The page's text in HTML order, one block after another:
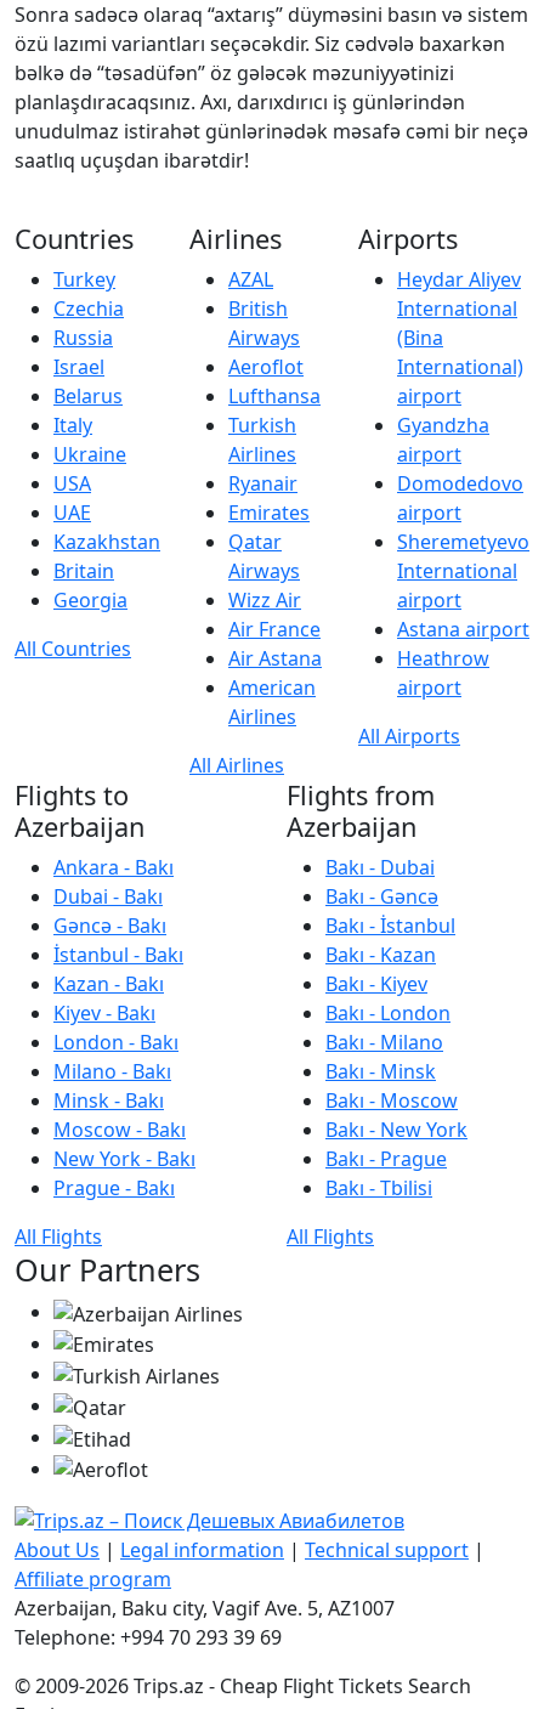
Sonra sadəcə olaraq “axtarış” düyməsini basın və sistem
özü lazımi variantları seçəcəkdir. Siz cədvələ baxarkən
bəlkə də “təsadüfən” öz gələcək məzuniyyətinizi
planlaşdıracaqsınız. Axı, darıxdırıcı iş günlərindən
unudulmaz istirahət günlərinədək məsafə cəmi bir neçə
saatlıq uçuşdan ibarətdir!
Countries
Turkey
Czechia
Russia
Israel
Belarus
Italy
Ukraine
USA
UAE
Kazakhstan
Britain
Georgia
All Countries
Airlines
AZAL
British
Airways
Aeroflot
Lufthansa
Turkish
Airlines
Ryanair
Emirates
Qatar
Airways
Wizz Air
Air France
Air Astana
American
Airlines
All Airlines
Airports
Heydar Aliyev
International
(Bina
International)
airport
Gyandzha
airport
Domodedovo
airport
Sheremetyevo
International
airport
Astana airport
Heathrow
airport
All Airports
Flights to
Azerbaijan
Ankara - Bakı
Dubai - Bakı
Gəncə - Bakı
İstanbul - Bakı
Kazan - Bakı
Kiyev - Bakı
London - Bakı
Milano - Bakı
Minsk - Bakı
Moscow - Bakı
New York - Bakı
Prague - Bakı
All Flights
Flights from
Azerbaijan
Bakı - Dubai
Bakı - Gəncə
Bakı - İstanbul
Bakı - Kazan
Bakı - Kiyev
Bakı - London
Bakı - Milano
Bakı - Minsk
Bakı - Moscow
Bakı - New York
Bakı - Prague
Bakı - Tbilisi
All Flights
Our Partners
About Us | Legal information | Technical support |
Affiliate program
Azerbaijan, Baku city, Vagif Ave. 5, AZ1007
Telephone: +994 70 293 39 69
© 2009-2026 Trips.az - Cheap Flight Tickets Search